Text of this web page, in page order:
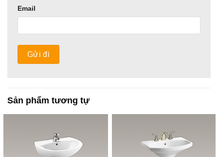
Email
Sản phẩm tương tự